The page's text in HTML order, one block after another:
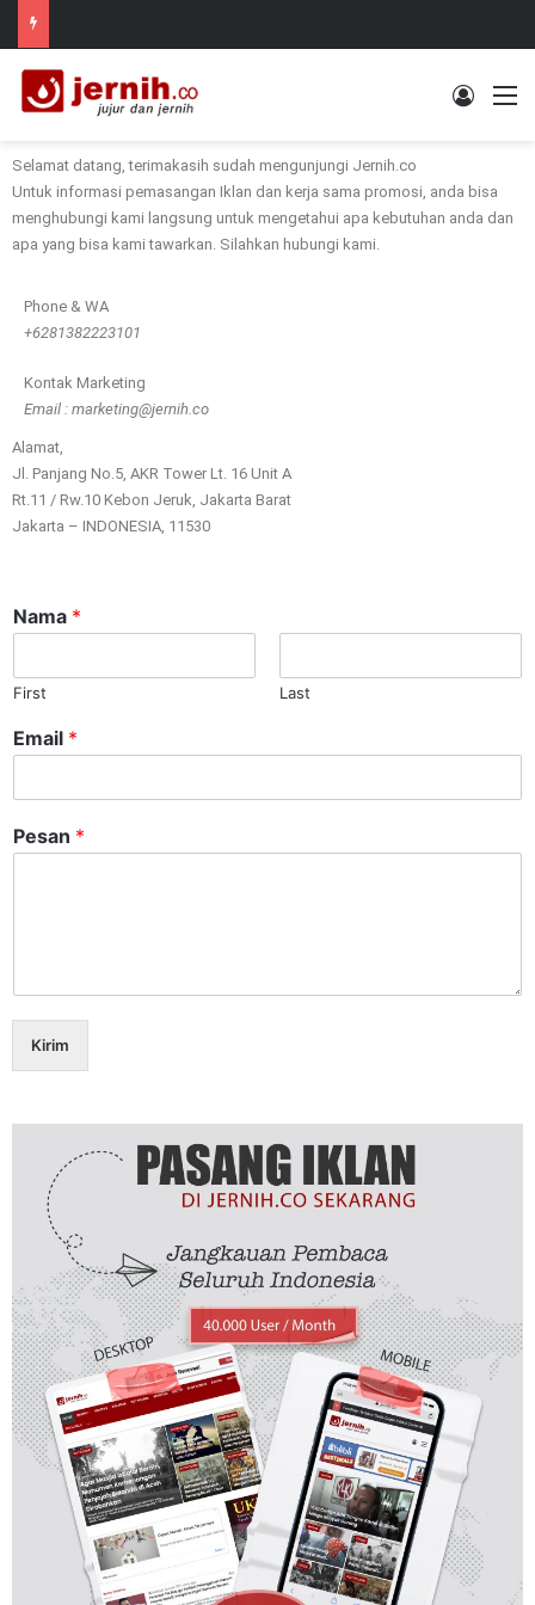
Selamat datang, terimakasih sudah mengunjungi Jernih.co
Untuk informasi pemasangan Iklan dan kerja sama promosi, anda bisa
menghubungi kami langsung untuk mengetahui apa kebutuhan anda dan
apa yang bisa kami tawarkan. Silahkan hubungi kami.
Phone & WA
+6281382223101
Kontak Marketing
Email : marketing@jernih.co
Alamat,
Jl. Panjang No.5, AKR Tower Lt. 16 Unit A
Rt.11 / Rw.10 Kebon Jeruk, Jakarta Barat
Jakarta – INDONESIA, 11530
Nama *
First Last
Email *
Pesan *
Kirim